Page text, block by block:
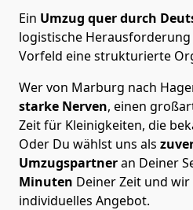
Ein Umzug quer durch
logistische
Vorfeld eine strukturierte
Wer von Marburg nach
starke Nerven, einen
Zeit für Kleinigkeiten, die
Oder Du wählst uns als
Umzugspartneran Deiner
Minuten Deiner Zeit und
individuelles Angebot.